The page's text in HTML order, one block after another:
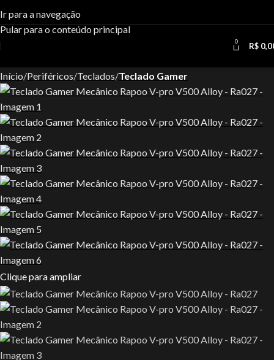
Ir para a navegação
Pular para o conteúdo principal
0 R$
Início Periféricos Teclados Teclado Gamer
Clique para ampliar